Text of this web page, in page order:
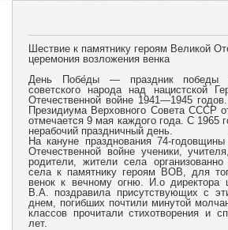
Шествие к памятнику героям Великой
церемония возложения венка
День Побе́ды — праздник победы
советского народа над нацистской
Отечественной войне 1941—1945
Президиума Верховного Совета СССР
отмечается 9 мая каждого года. С
нерабочий праздничный день.
На кануне празднования 74-
Отечественной войне ученики,
родители, жители села
села к памятнику героям ВОВ, для
венок к вечному огню. И.о директора
В.А. поздравила присутствующих с
днем, погибших почтили минутой
классов прочитали стихотворения и
лет.